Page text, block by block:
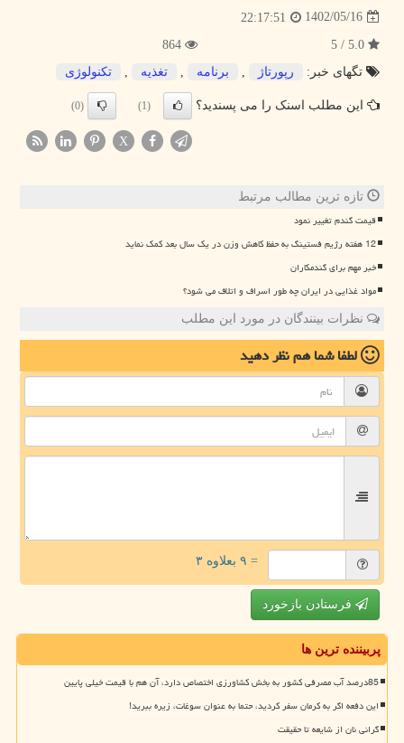
1402/05/16
22:17:51
تگهای خبر:
رپورتاژ , برنامه , تغذیه , تكنولوژی
این مطلب اسنک را می پسندید؟ (1)
(0)
X
تازه ترین مطالب مرتبط
قیمت گندم تغییر نمود
12 هفته رژیم فستینگ به حفظ کاهش وزن در یک سال بعد کمک نماید
خبر مهم برای گندمکاران
مواد غذایی در ایران چه طور اسراف و اتلاف می شود؟
نظرات بینندگان در مورد این مطلب
لطفا شما همنظر دهید
= ۹ بعلاوه ۳
فرستادن بازخورد
پربیننده ترین ها
85درصد آب مصرفی کشور به بخش کشاورزی اختصاص دارد، آن هم با قیمت خیلی پایین
این دفعه اگر به کرمان سفر کردید، حتما به عنوان سوغات، زیره ببرید!
گرانی نان از شایعه تا حقیقت